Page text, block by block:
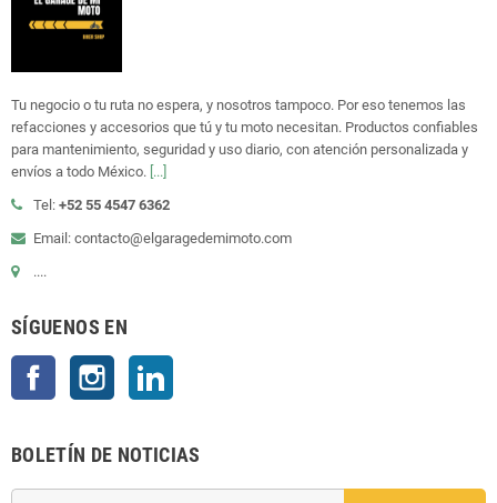
Tu negocio o tu ruta no espera, y nosotros tampoco. Por eso tenemos las
refacciones y accesorios que tú y tu moto necesitan. Productos confiables
para mantenimiento, seguridad y uso diario, con atención personalizada y
envíos a todo México. [...]
Tel: +52 55 4547 6362
Email: contacto@elgaragedemimoto.com
....
SÍGUENOS EN
Facebook Instagram
BOLETÍN DE NOTICIAS